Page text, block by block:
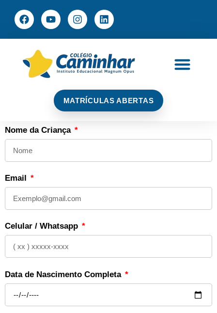
MATRÍCULAS ABERTAS
Nome da Criança
Email
Celular / Whatsapp
Data de Nascimento Completa